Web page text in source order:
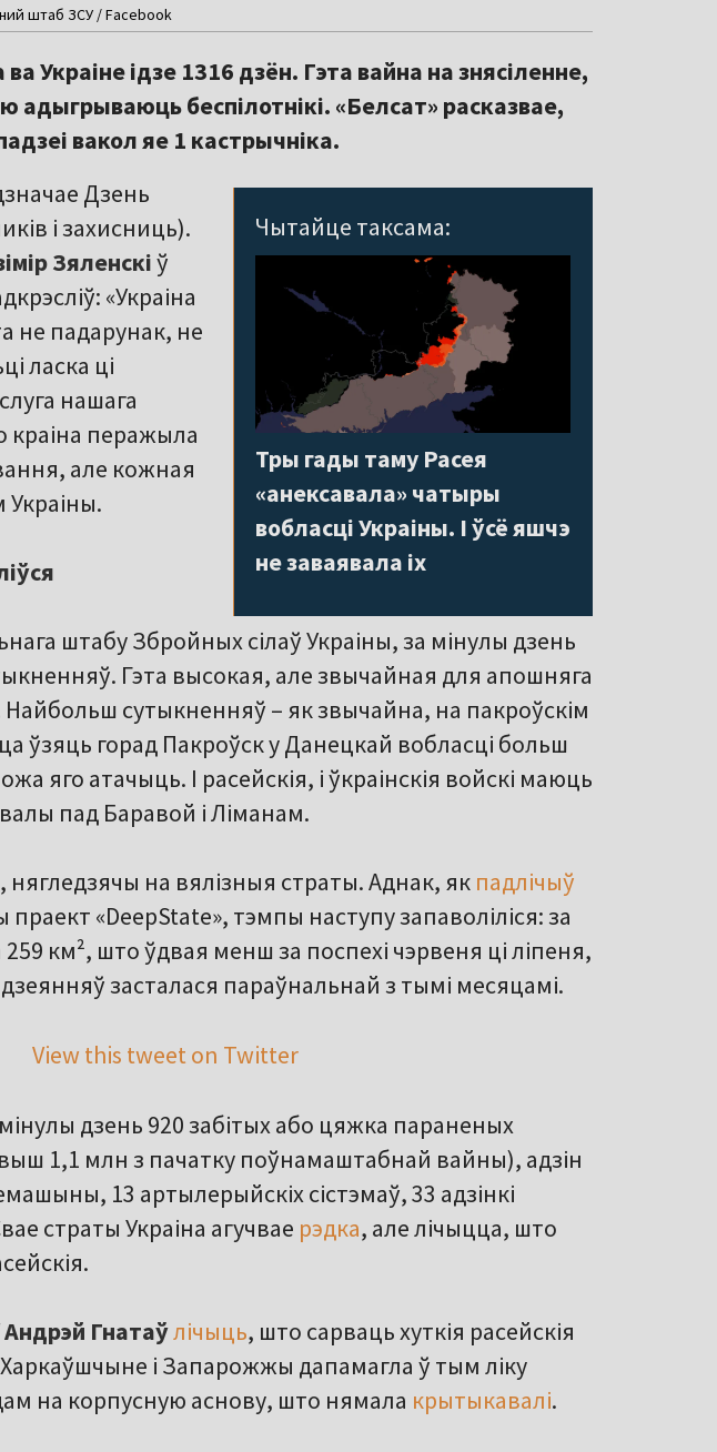
штаб ЗСУ / Facebook
Украіне ідзе 1316 дзён. Гэта вайна на знясіленне,
адыгрываюць беспілотнікі. «Белсат» расказвае,
вакол яе 1 кастрычніка.
Чытайце таксама:
Тры гады таму Расея
«анексавала» чатыры
вобласці Украіны. І ўсё яшчэ
не заваявала іх
Дзень
і захисниць).
Зяленскіў
«Украіна
не падарунак, не
ласка ці
нашага
краіна перажыла
але кожная
штабу Збройных сілаў Украіны, за мінулы дзень
Гэта высокая, але звычайная для апошняга
Найбольш сутыкненняў – як звычайна, на пакроўскім
ўзяць горад Пакроўск у Данецкай вобласці больш
яго атачыць. І расейскія, і ўкраінскія войскі маюць
пад Баравой і Ліманам.
нягледзячы на вялізныя страты. Аднак, як падлічыў
праект «DeepState», тэмпы наступу запаволіліся: за
259 км², што ўдвая менш за поспехі чэрвеня ці ліпеня,
засталася параўнальнай з тымі месяцамі.
View this tweet on Twitter
дзень 920 забітых або цяжка параненых
1,1 млн з пачатку поўнамаштабнай вайны), адзін
13 артылерыйскіх сістэмаў, 33 адзінкі
страты Украіна агучвае рэдка, але лічыцца, што
Андрэй Гнатаўлічыць, што сарваць хуткія расейскія
і Запарожжы дапамагла ў тым ліку
на корпусную аснову, што нямала крытыкавалі.